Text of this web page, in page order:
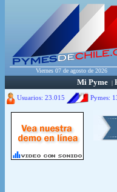
Viernes 07 de agosto de 2026
Mi Pyme |
Usuarios: 23.015 Pymes: